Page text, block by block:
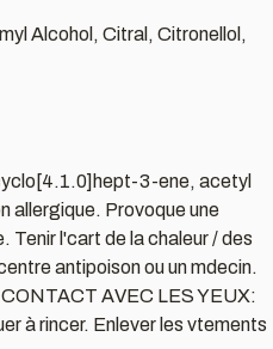
Alcohol, Citral, Citronellol,
3-ene, acetyl
allergique. Provoque une
Tenir l'cart de la chaleur / des
antipoison ou un mdecin.
AVEC LES YEUX:
à rincer. Enlever les vtements